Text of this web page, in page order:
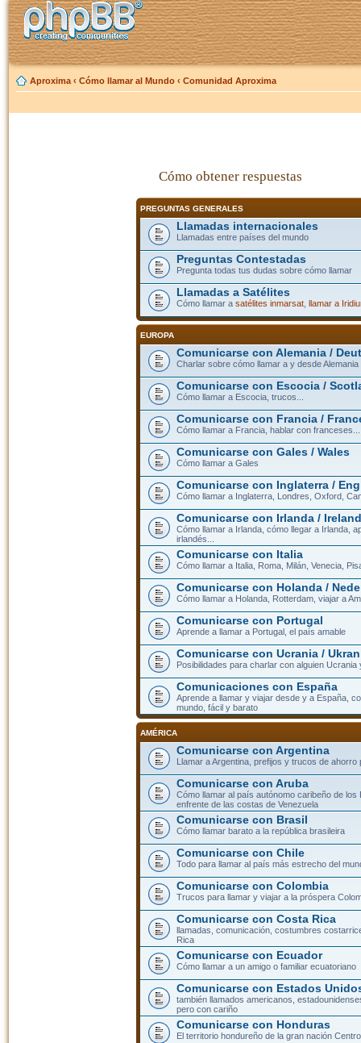
Aproxima ‹ Cómo llamar al Mundo ‹ Comunidad Aproxima
Cómo obtener respuestas
PREGUNTAS GENERALES
Llamadas internacionales
Llamadas entre países del mundo
Preguntas Contestadas
Pregunta todas tus dudas sobre cómo llamar
Llamadas a Satélites
Cómo llamar a satélites inmarsat, llamar a
EUROPA
Comunicarse con Alemania /
Charlar sobre cómo llamar a y desde Alemania
Comunicarse con Escocia /
Cómo llamar a Escocia, trucos...
Comunicarse con Francia /
Cómo llamar a Francia, hablar con franceses...
Comunicarse con Gales / Wales
Cómo llamar a Gales
Comunicarse con Inglaterra /
Cómo llamar a Inglaterra, Londres, Oxford,
Comunicarse con Irlanda / Ireland
Cómo llamar a Irlanda, cómo llegar a Irlanda,
irlandés...
Comunicarse con Italia
Cómo llamar a Italia, Roma, Milán, Venecia,
Comunicarse con Holanda /
Cómo llamar a Holanda, Rotterdam, viajar a
Comunicarse con Portugal
Aprende a llamar a Portugal, el país amable
Comunicarse con Ucrania /
Posibilidades para charlar con alguien Ucrania
Comunicaciones con España
Aprende a llamar y viajar desde y a España,
mundo, fácil y barato
AMÉRICA
Comunicarse con Argentina
Llamar a Argentina, prefijos y trucos de ahorro
Comunicarse con Aruba
Cómo llamar al país autónomo caribeño de los
enfrente de las costas de Venezuela
Comunicarse con Brasil
Cómo llamar barato a la república brasileira
Comunicarse con Chile
Todo para llamar al país más estrecho del
Comunicarse con Colombia
Trucos para llamar y viajar a la próspera
Comunicarse con Costa Rica
llamadas, comunicación, costumbres
Rica
Comunicarse con Ecuador
Cómo llamar a un amigo o familiar ecuatoriano
Comunicarse con Estados
también llamados americanos,
pero con cariño
Comunicarse con Honduras
El territorio hondureño de la gran nación